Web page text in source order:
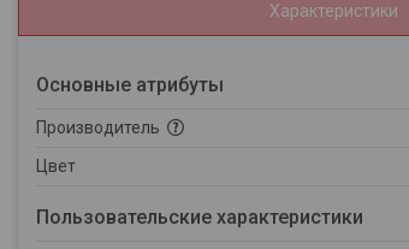
Характеристики
Основные атрибуты
Производитель
Цвет
Пользовательские характеристики